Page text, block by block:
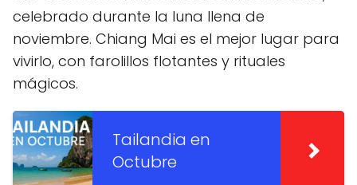
celebrado durante la luna llena de
noviembre. Chiang Mai es el mejor lugar para
vivirlo, con farolillos flotantes y rituales
mágicos.
Tailandia en
Octubre